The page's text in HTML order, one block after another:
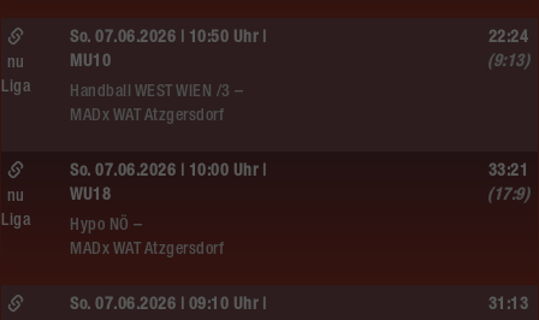
So. 07.06.2026 | 10:50 Uhr |
MU10
Handball WEST WIEN /3 –
MADx WAT Atzgersdorf
nu
Liga
22:24
(9:13)
So. 07.06.2026 | 10:00 Uhr |
WU18
Hypo NÖ –
MADx WAT Atzgersdorf
nu
Liga
33:21
(17:9)
So. 07.06.2026 | 09:10 Uhr |
31:13